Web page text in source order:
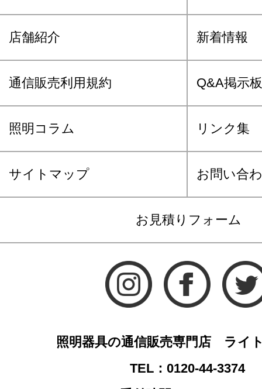
店舗紹介 新着情報
通信販売利用規約 Q&A掲示板
照明コラム リンク集
サイトマップ お問い合
お見積りフォーム
照明器具の通信販売専門店 ライ
TEL：0120-44-3374